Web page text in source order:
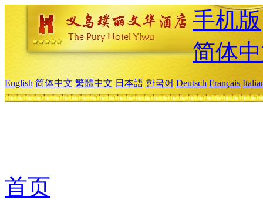
手机版
简体
English 简体中文 繁體中文 日本語 한국어 Deutsch Français
首页